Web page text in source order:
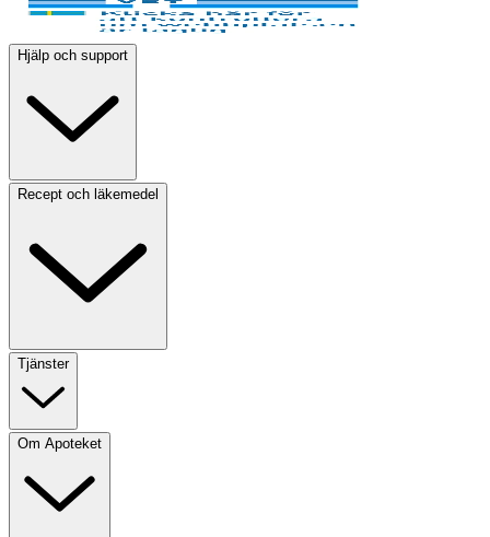
Hjälp och support
Recept och läkemedel
Tjänster
Om Apoteket